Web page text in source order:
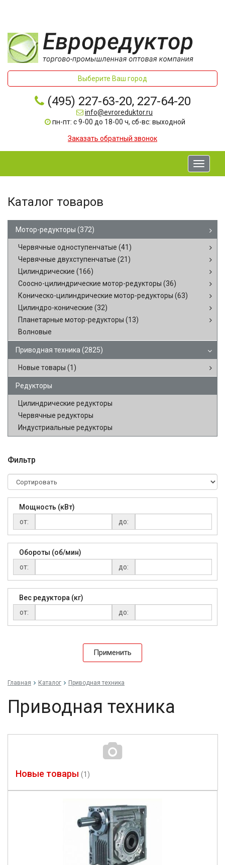
Выберите Ваш город
(495) 227-63-20, 227-64-20
info@evroreduktor.ru
пн-пт: с 9-00 до 18-00 ч, сб-вс: выходной
Заказать обратный звонок
Toggle
Каталог товаров
Мотор-редукторы (372)
Червячные одноступенчатые (41)
Червячные двухступенчатые (21)
Цилиндрические (166)
Соосно-цилиндрические мотор-редукторы (36)
Коническо-цилиндрические мотор-редукторы (63)
Цилиндро-конические (32)
Планетарные мотор-редукторы (13)
Волновые
Приводная техника (2825)
Новые товары (1)
Редукторы
Цилиндрические редукторы
Червячные редукторы
Индустриальные редукторы
Фильтр
Мощность (кВт)
от:
до:
Обороты (об/мин)
от:
до:
Вес редуктора (кг)
от:
до:
Применить
Главная Каталог Приводная техника
Приводная техника
Новые товары (1)